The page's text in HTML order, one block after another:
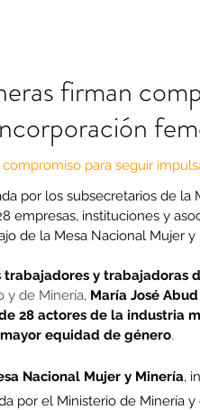
firman
para seguir
por los subsecretarios de la
empresas, instituciones y
de la Mesa Nacional Mujer y
trabajadores y trabajadoras
y de Minería, María José
28 actores de la industria
equidad de género.
Nacional Mujer y Minería,
por el Ministerio de Minería